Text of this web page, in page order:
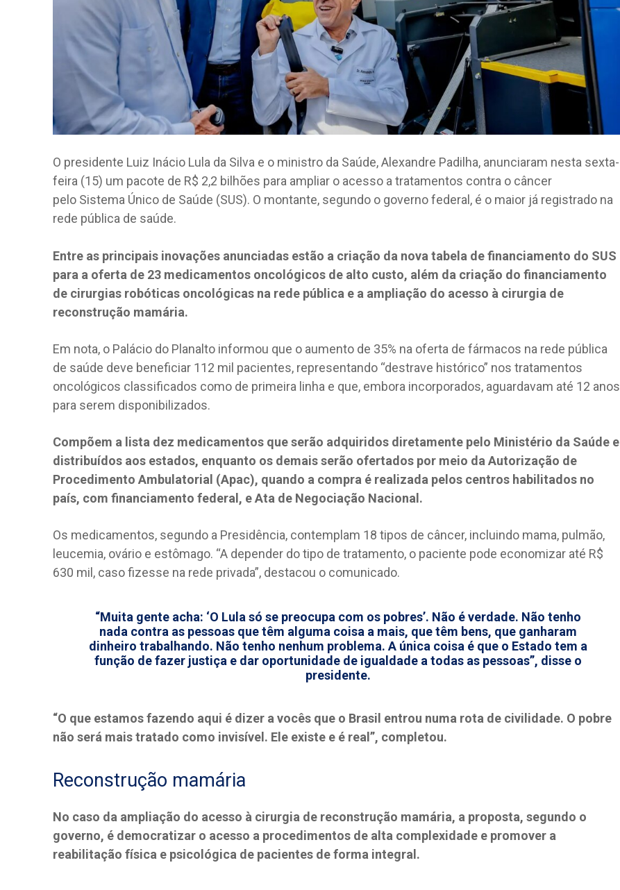
O presidente Luiz Inácio Lula da Silva e o ministro da Saúde, Alexandre Padilha, anunciaram nesta sexta-
feira (15) um pacote de R$ 2,2 bilhões para ampliar o acesso a tratamentos contra o câncer
pelo Sistema Único de Saúde (SUS). O montante, segundo o governo federal, é o maior já registrado na
rede pública de saúde.
Entre as principais inovações anunciadas estão a criação da nova tabela de financiamento do SUS
para a oferta de 23 medicamentos oncológicos de alto custo, além da criação do financiamento
de cirurgias robóticas oncológicas na rede pública e a ampliação do acesso à cirurgia de
reconstrução mamária.
Em nota, o Palácio do Planalto informou que o aumento de 35% na oferta de fármacos na rede pública
de saúde deve beneficiar 112 mil pacientes, representando “destrave histórico” nos tratamentos
oncológicos classificados como de primeira linha e que, embora incorporados, aguardavam até 12 anos
para serem disponibilizados.
Compõem a lista dez medicamentos que serão adquiridos diretamente pelo Ministério da Saúde e
distribuídos aos estados, enquanto os demais serão ofertados por meio da Autorização de
Procedimento Ambulatorial (Apac), quando a compra é realizada pelos centros habilitados no
país, com financiamento federal, e Ata de Negociação Nacional.
Os medicamentos, segundo a Presidência, contemplam 18 tipos de câncer, incluindo mama, pulmão,
leucemia, ovário e estômago. “A depender do tipo de tratamento, o paciente pode economizar até R$
630 mil, caso fizesse na rede privada”, destacou o comunicado.
“Muita gente acha: ‘O Lula só se preocupa com os pobres’. Não é verdade. Não tenho
nada contra as pessoas que têm alguma coisa a mais, que têm bens, que ganharam
dinheiro trabalhando. Não tenho nenhum problema. A única coisa é que o Estado tem a
função de fazer justiça e dar oportunidade de igualdade a todas as pessoas”, disse o
presidente.
“O que estamos fazendo aqui é dizer a vocês que o Brasil entrou numa rota de civilidade. O pobre
não será mais tratado como invisível. Ele existe e é real”, completou.
Reconstrução mamária
No caso da ampliação do acesso à cirurgia de reconstrução mamária, a proposta, segundo o
governo, é democratizar o acesso a procedimentos de alta complexidade e promover a
reabilitação física e psicológica de pacientes de forma integral.